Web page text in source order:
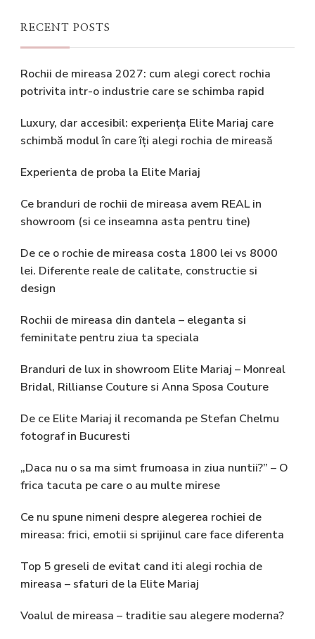
RECENT POSTS
Rochii de mireasa 2027: cum alegi corect rochia
potrivita intr-o industrie care se schimba rapid
Luxury, dar accesibil: experiența Elite Mariaj care
schimbă modul în care îți alegi rochia de mireasă
Experienta de proba la Elite Mariaj
Ce branduri de rochii de mireasa avem REAL in
showroom (si ce inseamna asta pentru tine)
De ce o rochie de mireasa costa 1800 lei vs 8000
lei. Diferente reale de calitate, constructie si
design
Rochii de mireasa din dantela – eleganta si
feminitate pentru ziua ta speciala
Branduri de lux in showroom Elite Mariaj – Monreal
Bridal, Rillianse Couture si Anna Sposa Couture
De ce Elite Mariaj il recomanda pe Stefan Chelmu
fotograf in Bucuresti
„Daca nu o sa ma simt frumoasa in ziua nuntii?” – O
frica tacuta pe care o au multe mirese
Ce nu spune nimeni despre alegerea rochiei de
mireasa: frici, emotii si sprijinul care face diferenta
Top 5 greseli de evitat cand iti alegi rochia de
mireasa – sfaturi de la Elite Mariaj
Voalul de mireasa – traditie sau alegere moderna?